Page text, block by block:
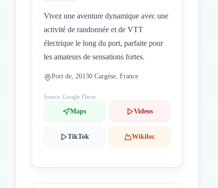
Vivez une aventure dynamique avec une
activité de randonnée et de VTT
électrique le long du port, parfaite pour
les amateurs de sensations fortes.
Port de, 20130 Cargèse, France
Source: Google Places
Maps Videos
TikTok Wikiloc